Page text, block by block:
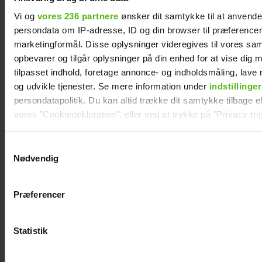
Vi og vores 236 partnere ønsker dit samtykke til at
persondata om IP-adresse, ID og din browser til
marketingformål. Disse oplysninger videregives til vores
opbevarer og tilgår oplysninger på din enhed for at vise dig
tilpasset indhold, foretage annonce- og indholdsmåling, lave
og udvikle tjenester. Se mere information under indstillinger
persondatapolitik. Du kan altid trække dit samtykke tilbage
vores "Cookiedeklaration", eller ved at trykke på "Privacy
Vi anvender egne cookies og cookies fra tredjeparter til at
generere statistik og huske dine præferencer samt til brug
Nødvendig
Præferencer
Statistik
sov så meget, at